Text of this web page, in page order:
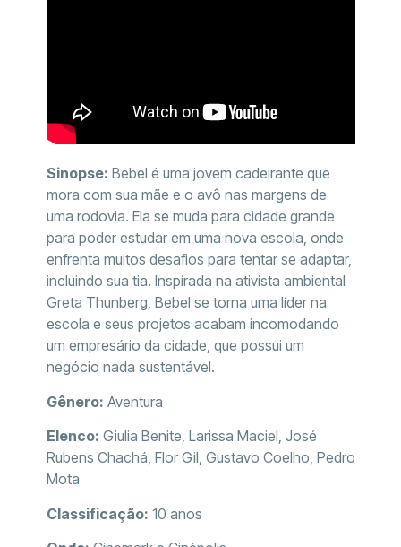
Sinopse: Bebel é uma jovem cadeirante que
mora com sua mãe e o avô nas margens de
uma rodovia. Ela se muda para cidade grande
para poder estudar em uma nova escola, onde
enfrenta muitos desafios para tentar se adaptar,
incluindo sua tia. Inspirada na ativista ambiental
Greta Thunberg, Bebel se torna uma líder na
escola e seus projetos acabam incomodando
um empresário da cidade, que possui um
negócio nada sustentável.
Gênero: Aventura
Elenco: Giulia Benite, Larissa Maciel, José
Rubens Chachá, Flor Gil, Gustavo Coelho, Pedro
Mota
Classificação: 10 anos